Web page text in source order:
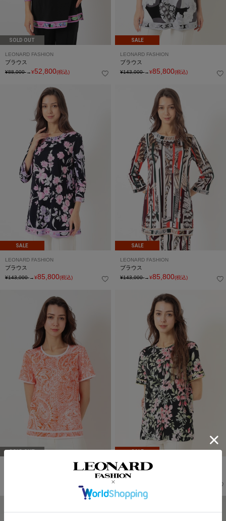
SOLD OUT
LEONARD FASHION
ブラウス
¥88,000→¥52,800(税込)
SALE
LEONARD FASHION
ブラウス
¥143,000→¥85,800(税込)
SALE
LEONARD FASHION
ブラウス
¥143,000→¥85,800(税込)
SALE
LEONARD FASHION
ブラウス
¥143,000→¥85,800(税込)
SOLD OUT SALE
LEONARD PARIS
ブラウス